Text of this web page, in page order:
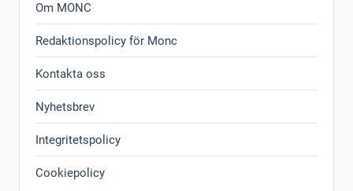
Om MONC
Redaktionspolicy för Monc
Kontakta oss
Nyhetsbrev
Integritetspolicy
Cookiepolicy